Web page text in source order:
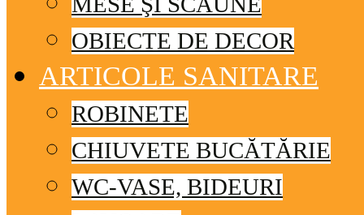
OBIECTE DE DECOR
ARTICOLE SANITARE
ROBINETE
CHIUVETE BUCĂTĂRIE
WC-VASE, BIDEURI